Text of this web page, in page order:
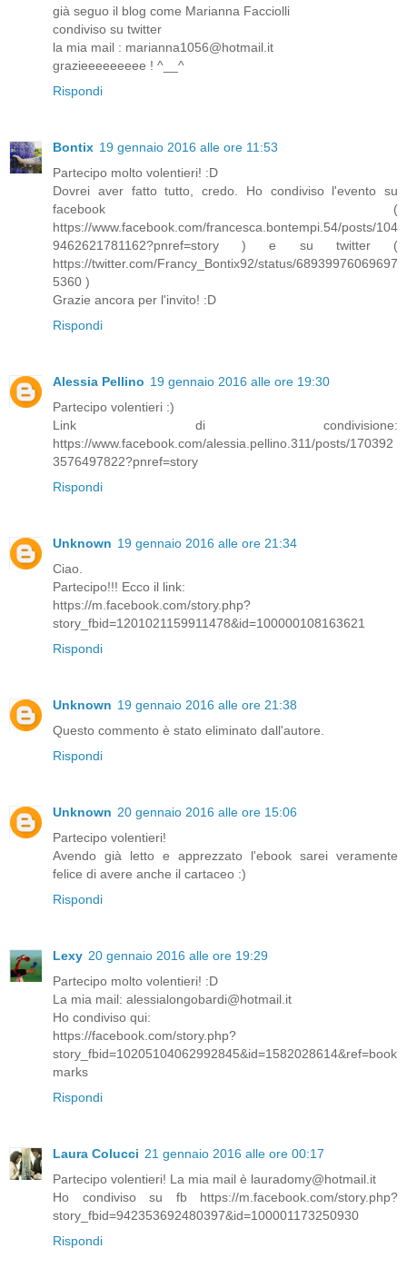
già seguo il blog come Marianna Facciolli
condiviso su twitter
la mia mail : marianna1056@hotmail.it
grazieeeeeeeee ! ^__^
Rispondi
Bontix 19 gennaio 2016 alle ore 11:53
Partecipo molto volentieri! :D
Dovrei aver fatto tutto, credo. Ho condiviso l'evento su
facebook (
https://www.facebook.com/francesca.bontempi.54/posts/104
9462621781162?pnref=story ) e su twitter (
https://twitter.com/Francy_Bontix92/status/68939976069697
5360 )
Grazie ancora per l'invito! :D
Rispondi
Alessia Pellino 19 gennaio 2016 alle ore 19:30
Partecipo volentieri :)
Link di condivisione:
https://www.facebook.com/alessia.pellino.311/posts/170392
3576497822?pnref=story
Rispondi
Unknown 19 gennaio 2016 alle ore 21:34
Ciao.
Partecipo!!! Ecco il link:
https://m.facebook.com/story.php?
story_fbid=1201021159911478&id=100000108163621
Rispondi
Unknown 19 gennaio 2016 alle ore 21:38
Questo commento è stato eliminato dall'autore.
Rispondi
Unknown 20 gennaio 2016 alle ore 15:06
Partecipo volentieri!
Avendo già letto e apprezzato l'ebook sarei veramente
felice di avere anche il cartaceo :)
Rispondi
Lexy 20 gennaio 2016 alle ore 19:29
Partecipo molto volentieri! :D
La mia mail: alessialongobardi@hotmail.it
Ho condiviso qui:
https://facebook.com/story.php?
story_fbid=10205104062992845&id=1582028614&ref=book
marks
Rispondi
Laura Colucci 21 gennaio 2016 alle ore 00:17
Partecipo volentieri! La mia mail è lauradomy@hotmail.it
Ho condiviso su fb https://m.facebook.com/story.php?
story_fbid=942353692480397&id=100001173250930
Rispondi